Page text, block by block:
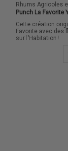
Rhums Agricoles
Punch La Favorite
Cette création
Favorite avec des
sur l'Habitation !